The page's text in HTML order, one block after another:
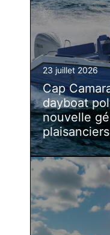
23 juillet 2026
Cap
dayboat
nouvelle
plaisanciers